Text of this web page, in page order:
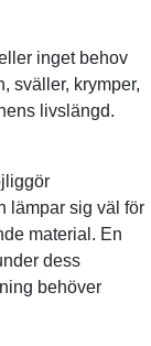
inget behov
sväller, krymper,
livslängd.
lämpar sig väl för
material. En
dess
behöver